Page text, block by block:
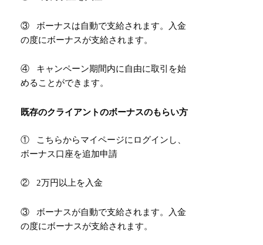
③ ボーナスは自動で支給されます。入金
の度にボーナスが支給されます。
④ キャンペーン期間内に自由に取引を始
めることができます。
既存のクライアントのボーナスのもらい方
① こちらからマイページにログインし、
ボーナス口座を追加申請
② 2万円以上を入金
③ ボーナスが自動で支給されます。入金
の度にボーナスが支給されます。